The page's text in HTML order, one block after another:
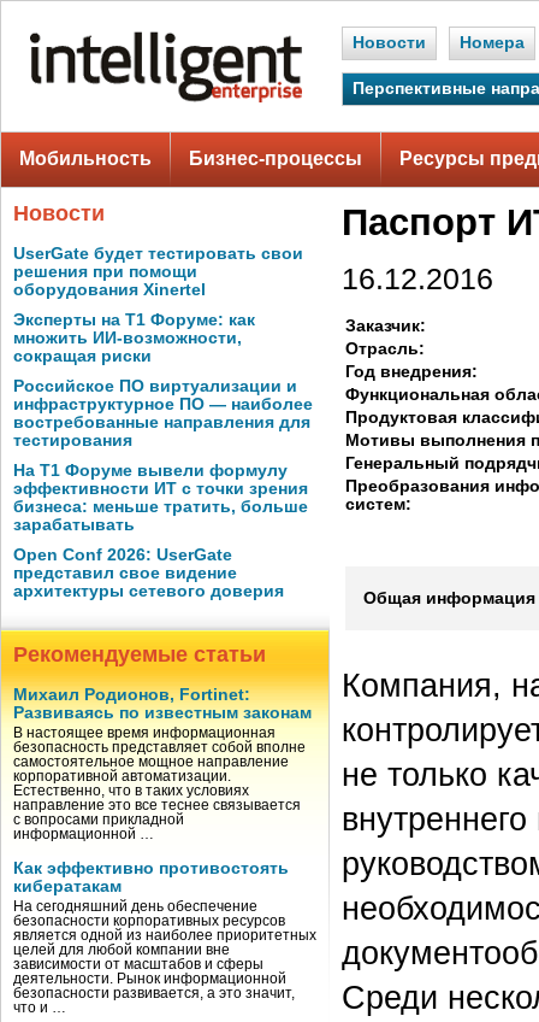
Новости Номера
Перспективные
Мобильность Бизнес-процессы Ресурсы
Новости
UserGate будет тестировать свои
решения при помощи
оборудования Xinertel
Эксперты на Т1 Форуме: как
множить ИИ-возможности,
сокращая риски
Российское ПО виртуализации и
инфраструктурное ПО — наиболее
востребованные направления для
тестирования
На Т1 Форуме вывели формулу
эффективности ИТ с точки зрения
бизнеса: меньше тратить, больше
зарабатывать
Open Conf 2026: UserGate
представил свое видение
архитектуры сетевого доверия
Рекомендуемые статьи
Михаил Родионов, Fortinet:
Развиваясь по известным законам
В настоящее время информационная
безопасность представляет собой вполне
самостоятельное мощное направление
корпоративной автоматизации.
Естественно, что в таких условиях
направление это все теснее связывается
с вопросами прикладной
информационной …
Как эффективно противостоять
кибератакам
На сегодняшний день обеспечение
безопасности корпоративных ресурсов
является одной из наиболее приоритетных
целей для любой компании вне
зависимости от масштабов и сферы
деятельности. Рынок информационной
безопасности развивается, а это значит,
что и …
Паспорт
16.12.2016
Заказчик:
Отрасль:
Год внедрения:
Функциональная
Продуктовая
Мотивы выполнения
Генеральный
Преобразования
систем:
Общая информация
Компания,
не только
Среди